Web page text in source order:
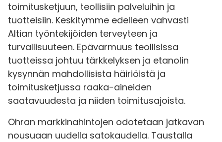
toimitusketjuun, teollisiin palveluihin ja
tuotteisiin. Keskitymme edelleen vahvasti
Altian työntekijöiden terveyteen ja
turvallisuuteen. Epävarmuus teollisissa
tuotteissa johtuu tärkkelyksen ja etanolin
kysynnän mahdollisista häiriöistä ja
toimitusketjussa raaka-aineiden
saatavuudesta ja niiden toimitusajoista.
Ohran markkinahintojen odotetaan jatkavan
nousuaan uudella satokaudella. Taustalla